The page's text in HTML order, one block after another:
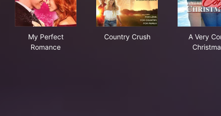
My Perfect
Romance
Country Crush
A Very